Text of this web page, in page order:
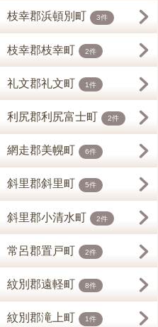
枝幸郡浜頓別町 3件
枝幸郡枝幸町 2件
礼文郡礼文町 1件
利尻郡利尻富士町 2件
網走郡美幌町 6件
斜里郡斜里町 5件
斜里郡小清水町 2件
常呂郡置戸町 2件
紋別郡遠軽町 8件
紋別郡滝上町 1件